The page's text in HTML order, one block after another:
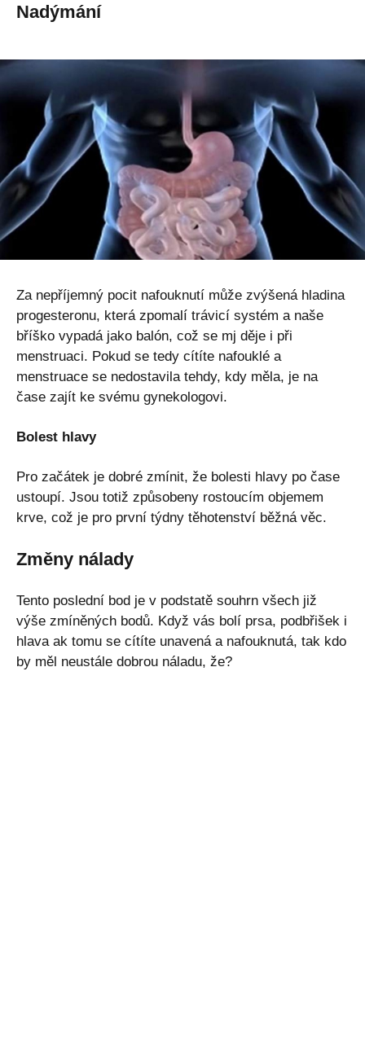
Nadýmání
Za nepříjemný pocit nafouknutí může zvýšená hladina
progesteronu, která zpomalí trávicí systém a naše
bříško vypadá jako balón, což se mj děje i při
menstruaci. Pokud se tedy cítíte nafouklé a
menstruace se nedostavila tehdy, kdy měla, je na
čase zajít ke svému gynekologovi.
Bolest hlavy
Pro začátek je dobré zmínit, že bolesti hlavy po čase
ustoupí. Jsou totiž způsobeny rostoucím objemem
krve, což je pro první týdny těhotenství běžná věc.
Změny nálady
Tento poslední bod je v podstatě souhrn všech již
výše zmíněných bodů. Když vás bolí prsa, podbřišek i
hlava ak tomu se cítíte unavená a nafouknutá, tak kdo
by měl neustále dobrou náladu, že?